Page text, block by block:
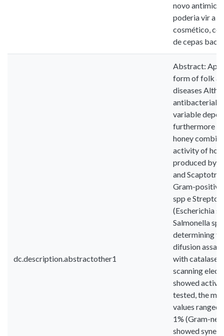
novo
poderia vir a
cosmético,
de cepas
dc.description.abstractother1
Abstract:
form of folk
diseases
antibacterial
variable
furthermore
honey
activity of
produced by
and
Gram-positive
spp e
(Escherichia
Salmonella
determining
difusion
with
scanning
showed
tested, the
values ranged
1% (Gram-
showed